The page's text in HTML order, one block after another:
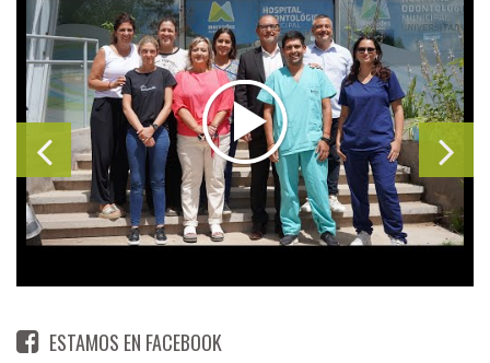
ESTAMOS EN FACEBOOK